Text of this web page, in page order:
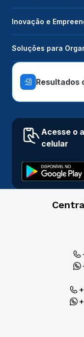
Inovação e
Soluções para
Resultados
Acesse o
celular